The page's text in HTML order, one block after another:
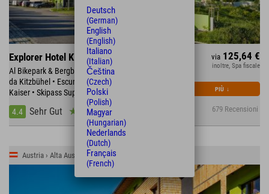
Explorer Hotel Kitzbühel
Al Bikepark & Bergbahn St. Johann • A soli 20 minuti
da Kitzbühel • Escursioni e arrampicate sul Wilder
Kaiser • Skipass SuperSki Card con 2.750 km di piste
4.4
Sehr Gut 679 Recensioni
via 125,64 €
inoltre, Spa fiscale
PIÙ ↓
Austria › Alta Austria › Stodertal
Deutsch
(German)
English
(English)
Italiano
(Italian)
Čeština
(Czech)
Polski
(Polish)
Magyar
(Hungarian)
Nederlands
(Dutch)
Français
(French)